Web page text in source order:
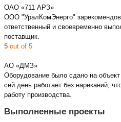
ОАО «711 АРЗ»
ООО "УралКомЭнерго"
ответственный и своевременно
поставщик.
5 out of 5
АО «ДМЗ»
Оборудование было сдано на
сей день работает без нареканий,
работу производства.
Выполненные проекты